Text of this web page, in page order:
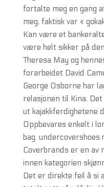
fortalte meg en gang
meg, faktisk var «
Kan være et
være helt sikker på
Theresa May og
forarbeidet David
George Osborne har
relasjonen til Kina.
ut kajakkferdighetene
Oppbevares enkelt i
bag.
Coverbrands er en
innen kategorien
Det er direkte feil å si